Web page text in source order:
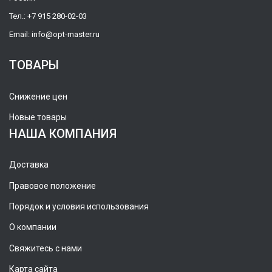
Тел.: +7 915 280-02-03
Email: info@opt-master.ru
ТОВАРЫ
Снижение цен
Новые товары
НАША КОМПАНИЯ
Доставка
Правовое положение
Порядок и условия использования
О компании
Свяжитесь с нами
Карта сайта